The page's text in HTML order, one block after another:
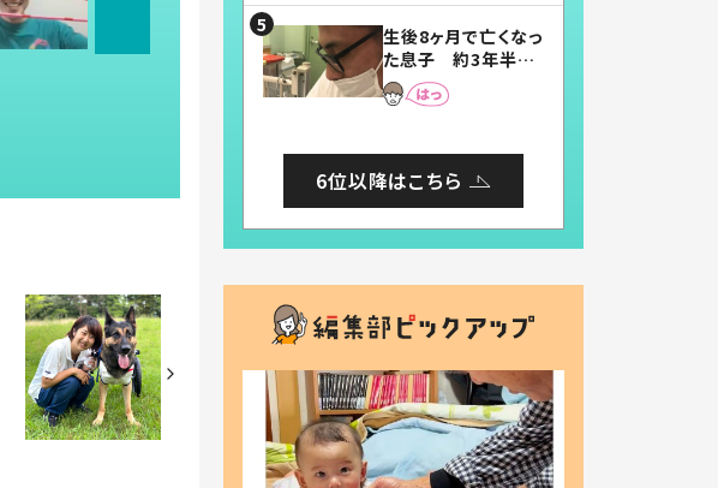
まらない」「幸せにな
れる」
生後8ヶ月で亡くなっ
た息子 約3年半
後、当時の妻の日記
に書いてあった本音
6位以降はこちら